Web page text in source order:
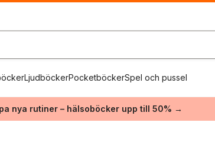
LjudböckerPocketböckerSpel och pussel
nya rutiner – hälsoböcker upp till 50% →